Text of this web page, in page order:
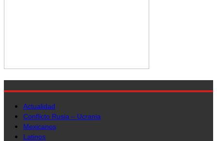
Actualidad
Conflicto Rusia – Ucrania
Mexicanos
Latinos